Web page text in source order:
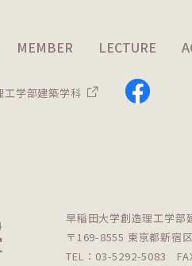
MEMBER LECTURE
工学部建築学科
早稲田大学創造理工学部
〒169-8555 東京都新宿
TEL：03-5292-5083